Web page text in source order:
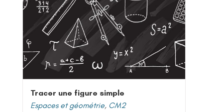
Tracer une figure simple
Espaces et géométrie, CM2